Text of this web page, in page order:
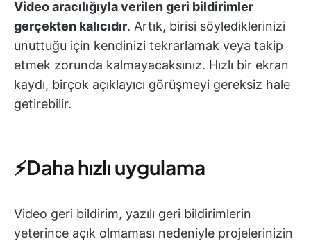
Video aracılığıyla verilen geri bildirimler
gerçekten kalıcıdır. Artık, birisi söylediklerinizi
unuttuğu için kendinizi tekrarlamak veya takip
etmek zorunda kalmayacaksınız. Hızlı bir ekran
kaydı, birçok açıklayıcı görüşmeyi gereksiz hale
getirebilir.
⚡Daha hızlı uygulama
Video geri bildirim, yazılı geri bildirimlerin
yeterince açık olmaması nedeniyle projelerinizin